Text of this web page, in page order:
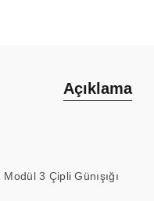
Açıklama
3 Çipli Günışığı